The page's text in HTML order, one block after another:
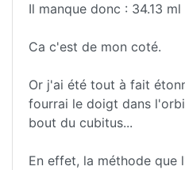
Il manque donc : 34.13
Ca c'est de mon coté.
Or j'ai été tout à fait
fourrai le doigt dans
bout du cubitus...
En effet, la méthode que